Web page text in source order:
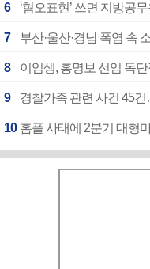
6 ‘혐오표현’ 쓰면 지방공
7 부산·울산·경남 폭염 속
8 이임생, 홍명보 선임 독
9 경찰가족 관련 사건 45
10 홈플 사태에 2분기 대형